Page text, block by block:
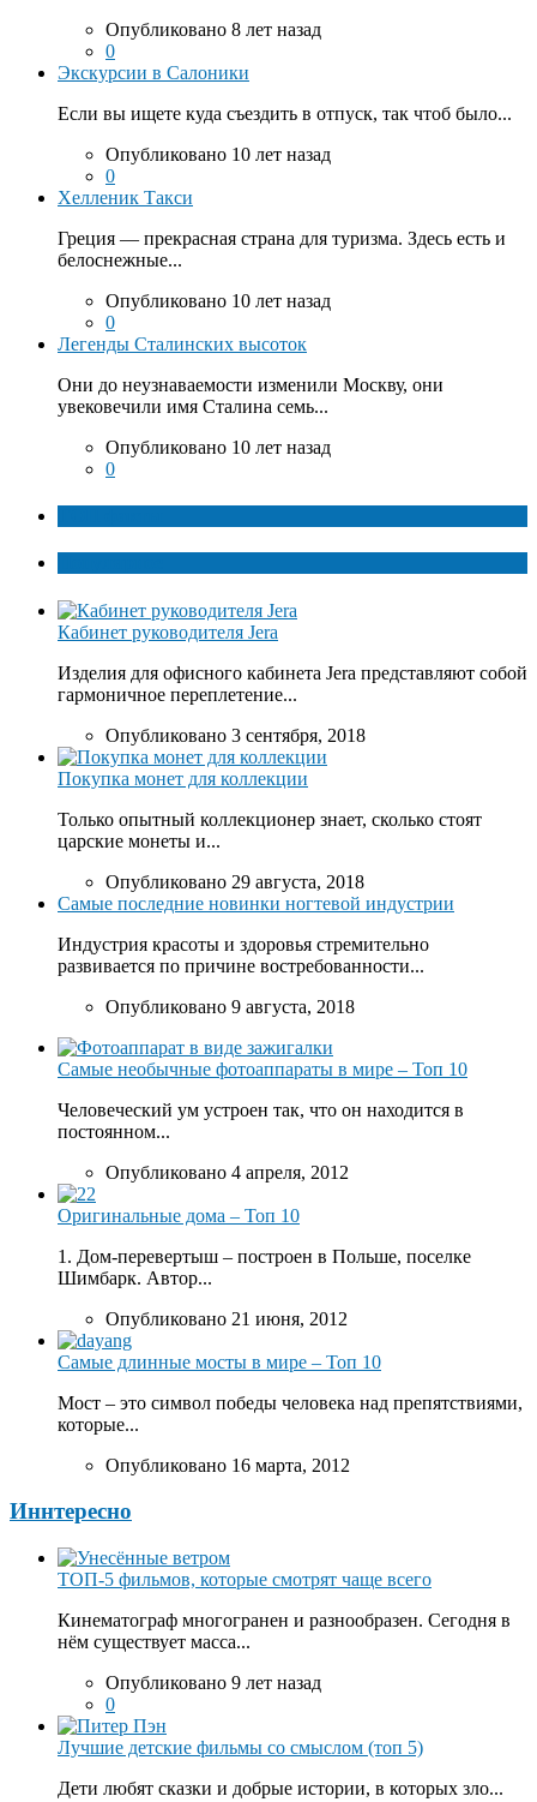
Опубликовано 8 лет назад
0
Экскурсии в Салоники
Если вы ищете куда съездить в отпуск, так чтоб было...
Опубликовано 10 лет назад
0
Хелленик Такси
Греция — прекрасная страна для туризма. Здесь есть и
белоснежные...
Опубликовано 10 лет назад
0
Легенды Сталинских высоток
Они до неузнаваемости изменили Москву, они
увековечили имя Сталина семь...
Опубликовано 10 лет назад
0
Кабинет руководителя Jera
Изделия для офисного кабинета Jera представляют собой
гармоничное переплетение...
Опубликовано 3 сентября, 2018
Покупка монет для коллекции
Только опытный коллекционер знает, сколько стоят
царские монеты и...
Опубликовано 29 августа, 2018
Самые последние новинки ногтевой индустрии
Индустрия красоты и здоровья стремительно
развивается по причине востребованности...
Опубликовано 9 августа, 2018
Самые необычные фотоаппараты в мире – Топ 10
Человеческий ум устроен так, что он находится в
постоянном...
Опубликовано 4 апреля, 2012
Оригинальные дома – Топ 10
1. Дом-перевертыш – построен в Польше, поселке
Шимбарк. Автор...
Опубликовано 21 июня, 2012
Самые длинные мосты в мире – Топ 10
Мост – это символ победы человека над препятствиями,
которые...
Опубликовано 16 марта, 2012
Иннтересно
ТОП-5 фильмов, которые смотрят чаще всего
Кинематограф многогранен и разнообразен. Сегодня в
нём существует масса...
Опубликовано 9 лет назад
0
Лучшие детские фильмы со смыслом (топ 5)
Дети любят сказки и добрые истории, в которых зло...